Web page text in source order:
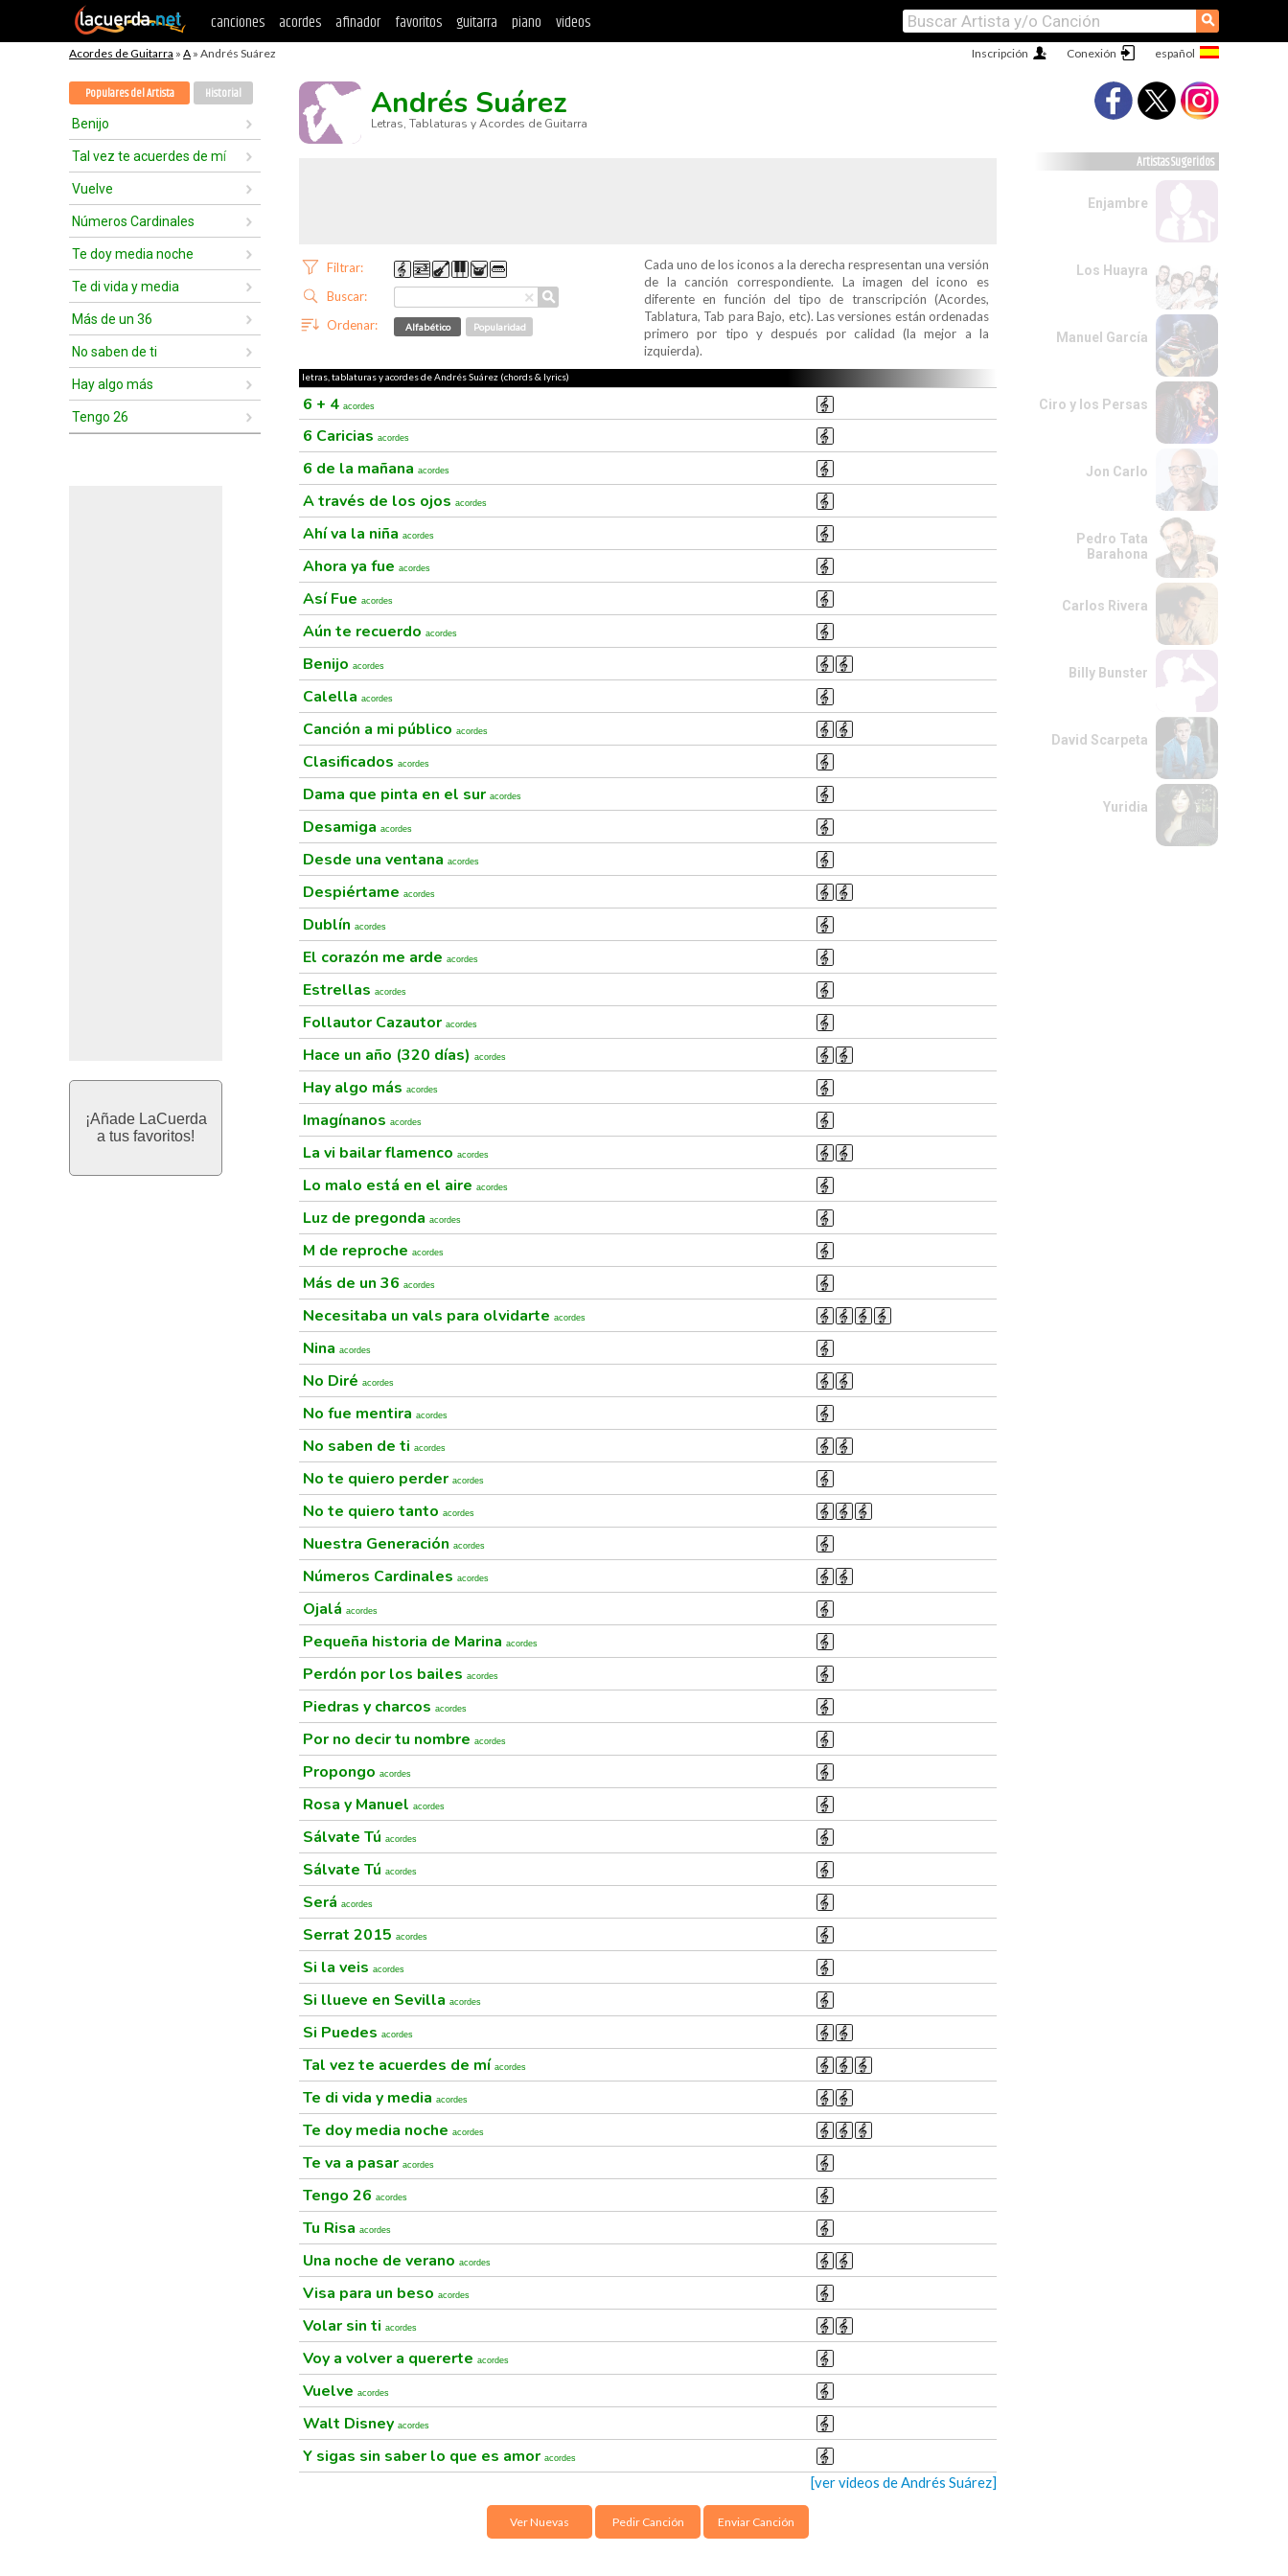
canciones acordes afinador favoritos guitarra piano videos ⚲
Acordes de Guitarra » A » Andrés Suárez Conexión
Inscripción
Populares del Artista Historial
Benijo
Tal vez te acuerdes de mí
Vuelve
Números Cardinales
Te doy media noche
Te di vida y media
Más de un 36
No saben de ti
Hay algo más
Tengo 26
¡Añade LaCuerda
a tus favoritos!
Andrés Suárez
Letras, Tablaturas y Acordes de Guitarra
Filtrar:
×
Buscar: ⚲
Ordenar: Alfabético Popularidad
Cada uno de los iconos a la derecha respresentan una versión
de la canción correspondiente. La imagen del icono es
diferente en función del tipo de transcripción (Acordes,
Tablatura, Tab para Bajo, etc). Las versiones están ordenadas
primero por tipo y después por calidad (la mejor a la
izquierda).
letras, tablaturas y acordes de Andrés Suárez (chords & lyrics)
6 + 4 acordes
6 Caricias acordes
6 de la mañana acordes
A través de los ojos acordes
Ahí va la niña acordes
Ahora ya fue acordes
Así Fue acordes
Aún te recuerdo acordes
Benijo acordes
Calella acordes
Canción a mi público acordes
Clasificados acordes
Dama que pinta en el sur acordes
Desamiga acordes
Desde una ventana acordes
Despiértame acordes
Dublín acordes
El corazón me arde acordes
Estrellas acordes
Follautor Cazautor acordes
Hace un año (320 días) acordes
Hay algo más acordes
Imagínanos acordes
La vi bailar flamenco acordes
Lo malo está en el aire acordes
Luz de pregonda acordes
M de reproche acordes
Más de un 36 acordes
Necesitaba un vals para olvidarte acordes
Nina acordes
No Diré acordes
No fue mentira acordes
No saben de ti acordes
No te quiero perder acordes
No te quiero tanto acordes
Nuestra Generación acordes
Números Cardinales acordes
Ojalá acordes
Pequeña historia de Marina acordes
Perdón por los bailes acordes
Piedras y charcos acordes
Por no decir tu nombre acordes
Propongo acordes
Rosa y Manuel acordes
Sálvate Tú acordes
Sálvate Tú acordes
Será acordes
Serrat 2015 acordes
Si la veis acordes
Si llueve en Sevilla acordes
Si Puedes acordes
Tal vez te acuerdes de mí acordes
Te di vida y media acordes
Te doy media noche acordes
Te va a pasar acordes
Tengo 26 acordes
Tu Risa acordes
Una noche de verano acordes
Visa para un beso acordes
Volar sin ti acordes
Voy a volver a quererte acordes
Vuelve acordes
Walt Disney acordes
Y sigas sin saber lo que es amor acordes
[ver videos de Andrés Suárez]
Ver Nuevas Pedir Canción Enviar Canción
Artistas Sugeridos
Enjambre
Los Huayra
Manuel García
Ciro y los Persas
Jon Carlo
Pedro Tata
Barahona
Carlos Rivera
Billy Bunster
David Scarpeta
Yuridia